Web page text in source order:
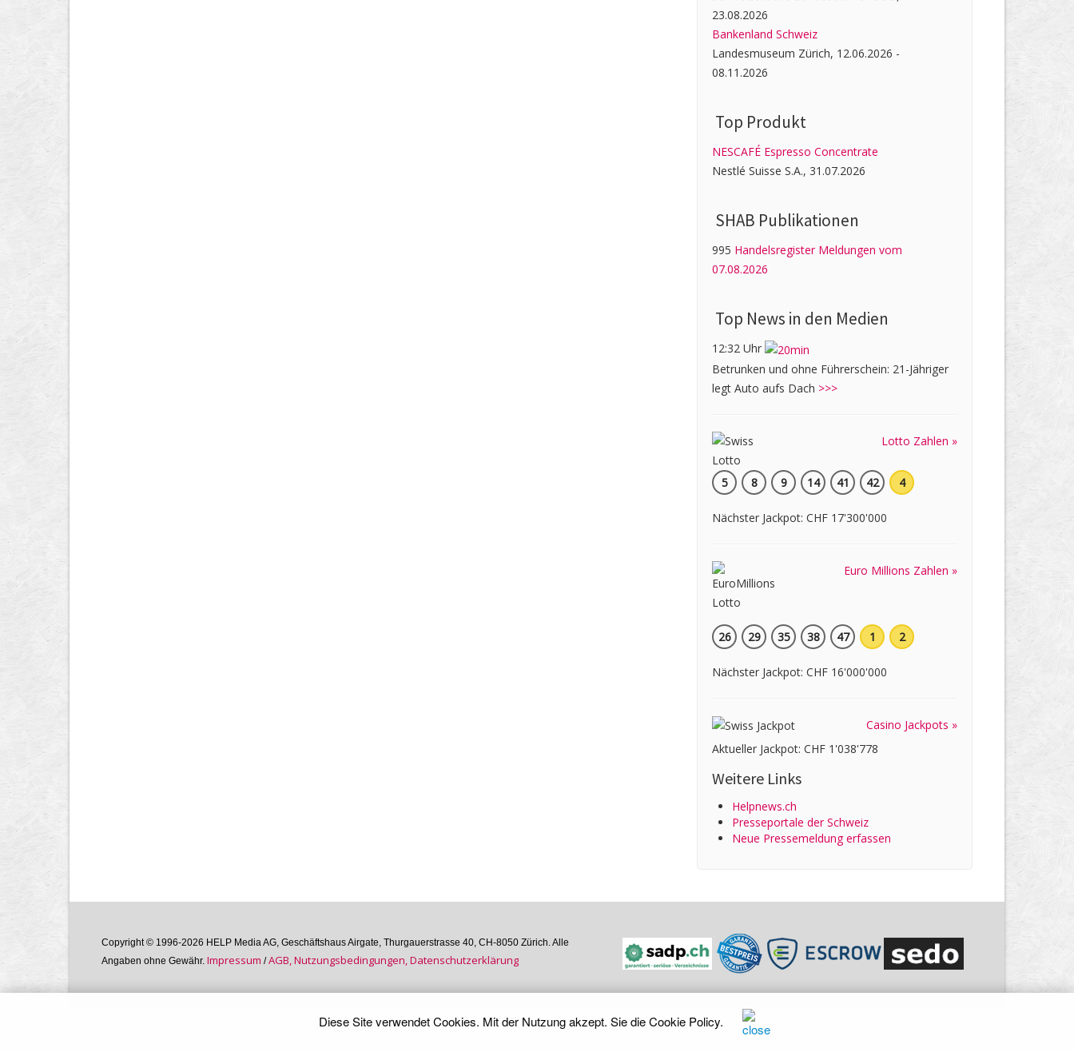
23.08.2026
Bankenland Schweiz
Landesmuseum Zürich, 12.06.2026 -
08.11.2026
Top Produkt
NESCAFÉ Espresso Concentrate
Nestlé Suisse S.A., 31.07.2026
SHAB Publi­kati­onen
995 Handelsregister Meldungen vom
07.08.2026
Top News in den Medien
12:32 Uhr
Betrunken und ohne Führerschein: 21-Jähriger
legt Auto aufs Dach >>>
Lotto Zahlen »
5 8 9 14 41 42 4
Nächster Jackpot: CHF 17'300'000
Euro Millions Zahlen »
26 29 35 38 47 1 2
Nächster Jackpot: CHF 16'000'000
Casino Jackpots »
Aktueller Jackpot: CHF 1'038'778
Weitere Links
Helpnews.ch
Presseportale der Schweiz
Neue Pressemeldung erfassen
Copyright © 1996-2026 HELP Media AG, Geschäftshaus Airgate, Thurgauer­strasse 40, CH-8050 Zürich. Alle
Angaben ohne Gewähr. Im­pres­sum /AGB, Nutzungs­bedin­gungen, Daten­schutz­er­klärung
Diese Site verwendet Cookies. Mit der Nutzung akzept. Sie dieCookie Policy.